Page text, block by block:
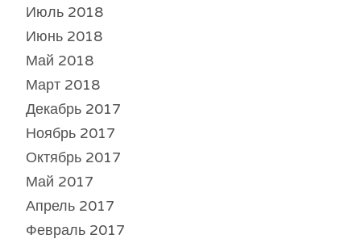
Июль 2018
Июнь 2018
Май 2018
Март 2018
Декабрь 2017
Ноябрь 2017
Октябрь 2017
Май 2017
Апрель 2017
Февраль 2017